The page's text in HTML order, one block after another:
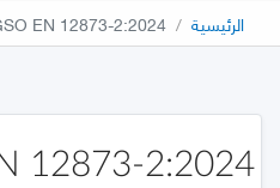
الرئيسية EN 12873-2:2024
12873-2:2024